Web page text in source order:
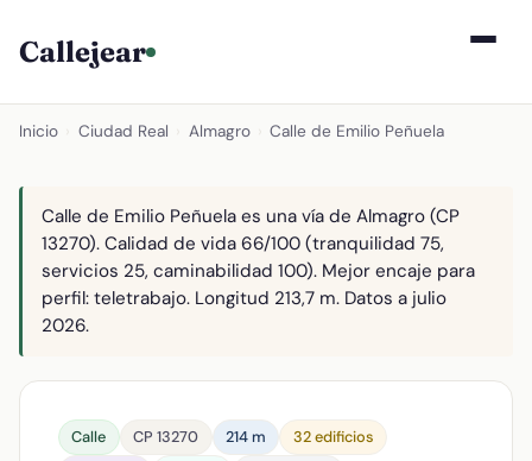
Callejear
Inicio Ciudad Real Almagro Calle de Emilio Peñuela
Calle de Emilio Peñuela es una vía de Almagro (CP
13270). Calidad de vida 66/100 (tranquilidad 75,
servicios 25, caminabilidad 100). Mejor encaje para
perfil: teletrabajo. Longitud 213,7 m. Datos a julio
2026.
Calle CP 13270 214 m
32 edificios